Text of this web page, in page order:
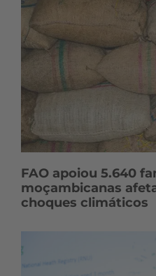
FAO apoiou 5.640
moçambicanas
choques climáticos